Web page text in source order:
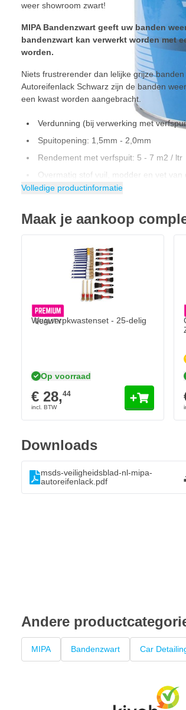
weer showroom zwart!
MIPA Bandenzwart geeft uw banden
bandenzwart kan verwerkt worden met
worden.
Niets frustrerender dan lelijke grijze
Autoreifenlack Schwarz zijn de banden
een kwast worden aangebracht.
Verdunning (bij verwerking met
Spuitopening: 1,5mm - 2,0mm
Rendement met verfspuit: 5 - 7 m2 / ltr
Overmatig stof vuil, modder en vet van
Bandenzwart met een niet te grove
Droging (bij Objecttemp. 20° C):
Stofdroog: 15 minuten
Hanteerbaar: 1 uur
Volledige productinformatie
Maak je aankoop
Wegwerpkwastenset - 25-delig
Op voorraad
€ 28,44
Downloads
msds-veiligheidsblad-nl-mipa-
autoreifenlack.pdf
Andere
MIPA Bandenzwart Car